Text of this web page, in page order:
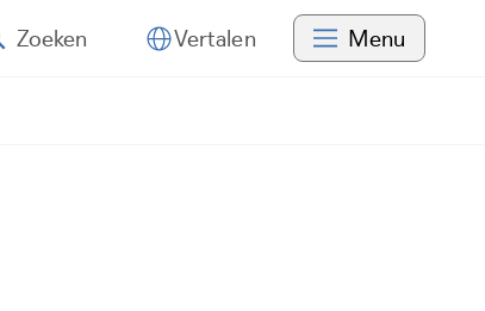
Zoeken Vertalen Menu